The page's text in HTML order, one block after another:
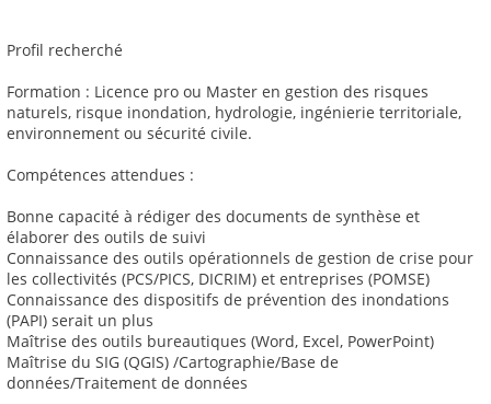
Profil recherché
Formation : Licence pro ou Master en gestion des risques
naturels, risque inondation, hydrologie, ingénierie territoriale,
environnement ou sécurité civile.
Compétences attendues :
Bonne capacité à rédiger des documents de synthèse et
élaborer des outils de suivi
Connaissance des outils opérationnels de gestion de crise pour
les collectivités (PCS/PICS, DICRIM) et entreprises (POMSE)
Connaissance des dispositifs de prévention des inondations
(PAPI) serait un plus
Maîtrise des outils bureautiques (Word, Excel, PowerPoint)
Maîtrise du SIG (QGIS) /Cartographie/Base de
données/Traitement de données